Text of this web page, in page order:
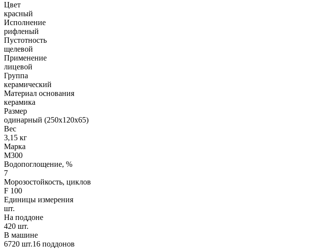
Цвет
красный
Исполнение
рифленый
Пустотность
щелевой
Применение
лицевой
Группа
керамический
Материал основания
керамика
Размер
одинарный (250х120х65)
Вес
3,15 кг
Марка
М300
Водопоглощение, %
7
Морозостойкость, циклов
F 100
Единицы измерения
шт.
На поддоне
420 шт.
В машине
6720 шт.16 поддонов